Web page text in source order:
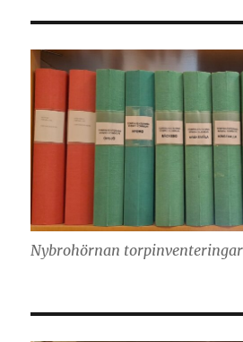
Nybrohörnan torpinventeringar